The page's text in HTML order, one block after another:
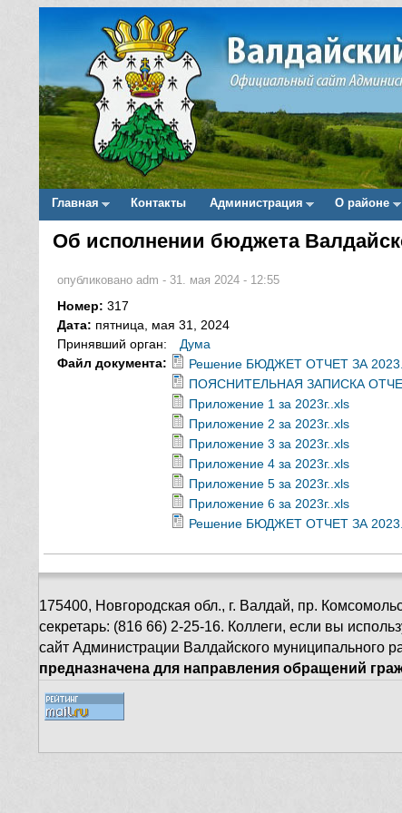
Main menu
Главная Контакты Администрация О районе
Вы здесь
Об исполнении бюджета
опубликовано adm - 31. мая 2024 - 12:55
Номер: 317
Дата: пятница, мая 31, 2024
Принявший орган:
Дума
Файл документа:
Решение БЮДЖЕТ ОТЧЕТ ЗА
ПОЯСНИТЕЛЬНАЯ ЗАПИСКА
Приложение 1 за 2023г..xls
Приложение 2 за 2023г..xls
Приложение 3 за 2023г..xls
Приложение 4 за 2023г..xls
Приложение 5 за 2023г..xls
Приложение 6 за 2023г..xls
Решение БЮДЖЕТ ОТЧЕТ ЗА
175400, Новгородская обл., г. Валдай, пр.
секретарь: (816 66) 2-25-16. Коллеги, если вы
сайт Администрации Валдайского муниципального
предназначена для направления обращений